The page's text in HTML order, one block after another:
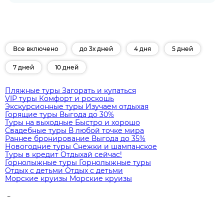
Все включено до 3х дней 4 дня 5 дней
7 дней 10 дней
Пляжные туры Загорать и купаться
VIP туры Комфорт и роскошь
Экскурсионные туры Изучаем отдыхая
Горящие туры Выгода до 30%
Туры на выходные Быстро и хорошо
Свадебные туры В любой точке мира
Раннее бронирование Выгода до 35%
Новогодние туры Снежки и шампанское
Туры в кредит Отдыхай сейчас!
Горнолыжные туры Горнолыжные туры
Отдых с детьми Отдых с детьми
Морские круизы Морские круизы